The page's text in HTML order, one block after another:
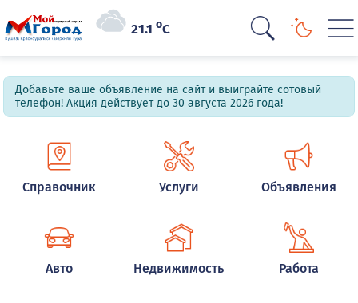
21.1oC
Добавьте ваше объявление на сайт и выиграйте сотовый
телефон! Акция действует до 30 августа 2026 года!
Справочник Услуги Объявления
Авто Недвижимость Работа